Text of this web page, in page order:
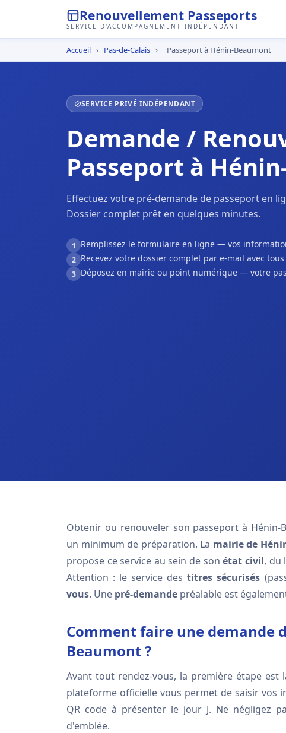
Renouvellement Passeports
SERVICE D'ACCOMPAGNEMENT INDÉPENDANT
Accueil › Pas-de-Calais › Passeport à Hénin-Beaumont
SERVICE PRIVÉ INDÉPENDANT
Demande /
Passeport à
Effectuez votre pré-demande de passeport en
Dossier complet prêt en quelques minutes.
1 Remplissez le formulaire en ligne — vos
2 Recevez votre dossier complet par e-mail avec
3 Déposez en mairie ou point numérique — votre
Obtenir ou renouveler son passeport à
un minimum de préparation. La mairie de
propose ce service au sein de sonétat civil, du
Attention : le service destitres sécurisés
vous. Une pré-demande préalable est
Comment faire une demande
Beaumont ?
Avant tout rendez-vous, la première étape est
plateforme officielle vous permet de saisir
QR code à présenter le jour J. Ne négligez
d'emblée.